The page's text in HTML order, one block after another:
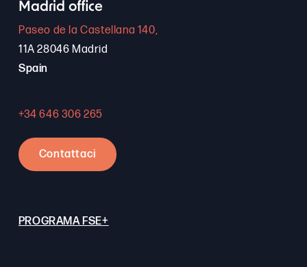
Madrid office
Paseo de la Castellana 140,
11A 28046 Madrid
Spain
+34 646 306 265
Contattaci
PROGRAMA FSE+